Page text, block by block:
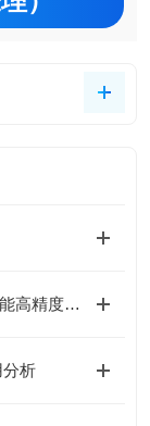
Epson爱普生（机器人/机械臂）西南地区赋能高精度自动化作业
析